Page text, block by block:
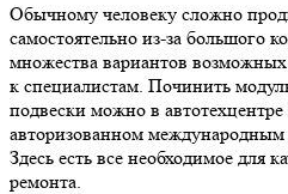
Обычному человеку сложно
самостоятельно из-за большого
множества вариантов
к специалистам. Починить
подвески можно в
авторизованном международным
Здесь есть все необходимое для
ремонта.